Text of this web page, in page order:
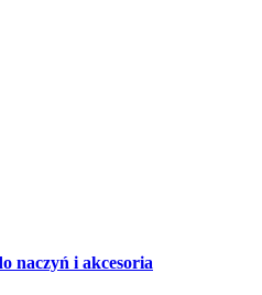
naczyń i akcesoria